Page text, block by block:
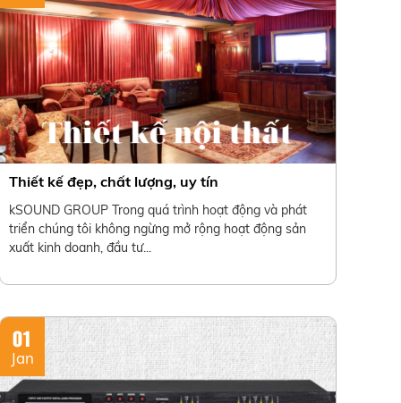
Thiết kế đẹp, chất lượng, uy tín
kSOUND GROUP Trong quá trình hoạt động và phát
triển chúng tôi không ngừng mở rộng hoạt động sản
xuất kinh doanh, đầu tư...
01
Jan